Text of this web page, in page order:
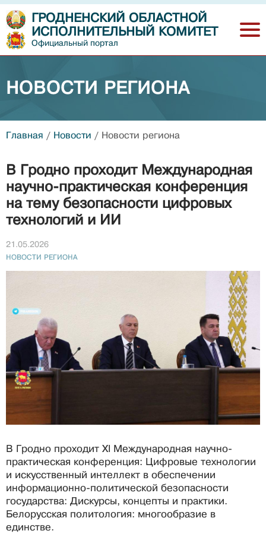
ГРОДНЕНСКИЙ ОБЛАСТНОЙ
ИСПОЛНИТЕЛЬНЫЙ КОМИТЕТ
Официальный портал
НОВОСТИ РЕГИОНА
Главная / Новости / Новости региона
В Гродно проходит Международная
научно-практическая конференция
на тему безопасности цифровых
технологий и ИИ
21.05.2026
НОВОСТИ РЕГИОНА
В Гродно проходит XI Международная научно-
практическая конференция: Цифровые технологии
и искусственный интеллект в обеспечении
информационно-политической безопасности
государства: Дискурсы, концепты и практики.
Белорусская политология: многообразие в
единстве.